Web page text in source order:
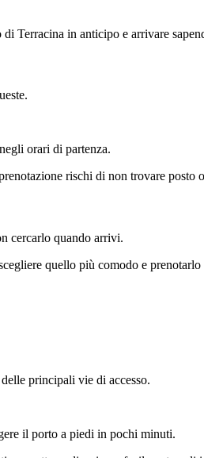
Terracina in anticipo e arrivare
orari di partenza.
rischi di non trovare posto
cercarlo quando arrivi.
quello più comodo e
principali vie di accesso.
il porto a piedi in pochi minuti.